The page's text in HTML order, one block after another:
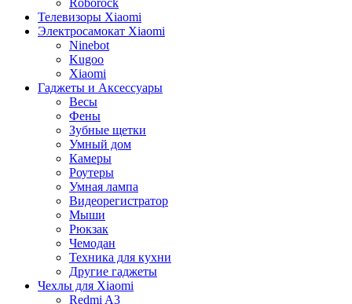
Roborock
Телевизоры Xiaomi
Электросамокат Xiaomi
Ninebot
Kugoo
Xiaomi
Гаджеты и Аксессуары
Весы
Фены
Зубные щетки
Умный дом
Камеры
Роутеры
Умная лампа
Видеорегистратор
Мыши
Рюкзак
Чемодан
Техника для кухни
Другие гаджеты
Чехлы для Xiaomi
Redmi A3